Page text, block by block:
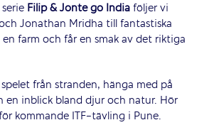
Filip & Jonte go Indiaföljer vi
Jonathan Mridha till fantastiska
farm och får en smak av det riktiga
från stranden, hänga med på
en inblick bland djur och natur. Hör
kommande ITF-tävling i Pune.